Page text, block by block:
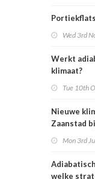
Portiekflats
Wed 3rd
Werkt
klimaat?
Tue 10th
Nieuwe
Zaanstad
Mon 3rd
welke